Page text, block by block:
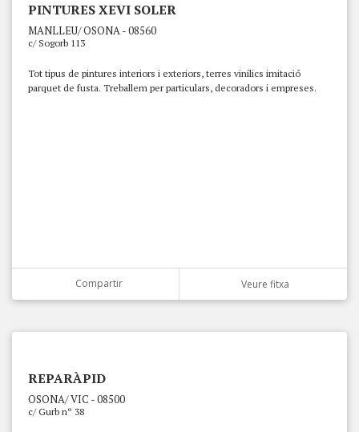
PINTURES XEVI SOLER
MANLLEU/ OSONA - 08560
c/ Sogorb 113
Tot tipus de pintures interiors i exteriors, terres vinílics imitació
parquet de fusta. Treballem per particulars, decoradors i empreses.
Compartir Veure fitxa
REPARÀPID
OSONA/ VIC - 08500
c/ Gurb nº 38